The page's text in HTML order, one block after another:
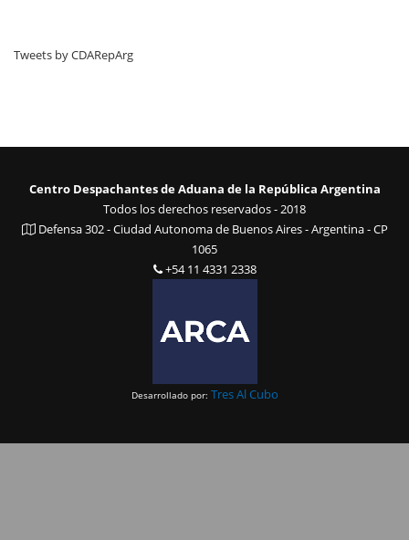
Tweets by CDARepArg
Centro Despachantes de Aduana de la República Argentina
Todos los derechos reservados - 2018
Defensa 302 - Ciudad Autonoma de Buenos Aires - Argentina - CP
1065
+54 11 4331 2338
Desarrollado por: Tres Al Cubo